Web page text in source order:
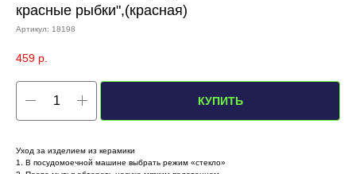
красные рыбки",(красная)
Артикул: 18198
459 р.
КУПИТЬ
Уход за изделием из керамики
1. В посудомоечной машине выбрать режим «стекло»